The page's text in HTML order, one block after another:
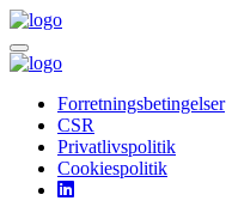
Forretningsbetingelser
CSR
Privatlivspolitik
Cookiespolitik